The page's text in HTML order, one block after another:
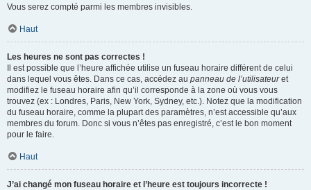
Vous serez compté parmi les membres invisibles.
Haut
Les heures ne sont pas correctes !
Il est possible que l’heure affichée utilise un fuseau horaire différent de celui
dans lequel vous êtes. Dans ce cas, accédez au panneau de l’utilisateuret
modifiez le fuseau horaire afin qu’il corresponde à la zone où vous vous
trouvez (ex : Londres, Paris, New York, Sydney, etc.). Notez que la modification
du fuseau horaire, comme la plupart des paramètres, n’est accessible qu’aux
membres du forum. Donc si vous n’êtes pas enregistré, c’est le bon moment
pour le faire.
Haut
J’ai changé mon fuseau horaire et l’heure est toujours incorrecte !